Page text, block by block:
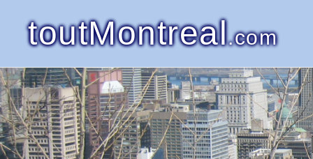
toutMontreal.com